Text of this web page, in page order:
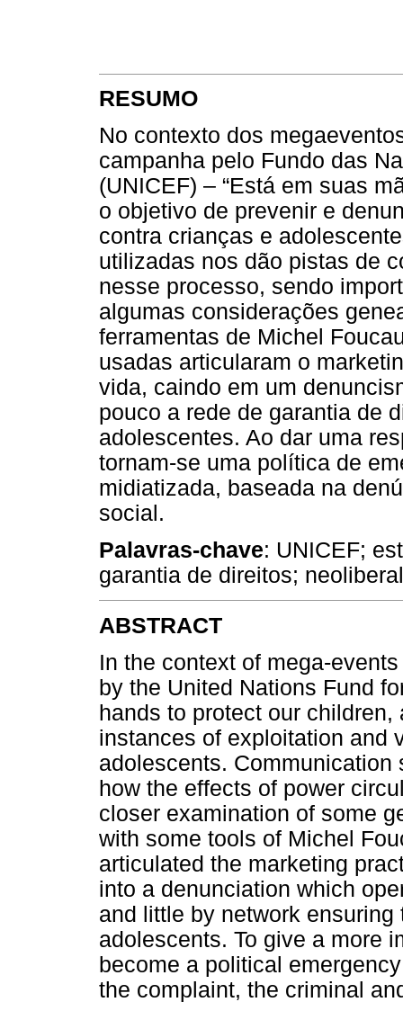
RESUMO
No contexto dos
campanha pelo Fundo das
(UNICEF) – “Está em suas
o objetivo de prevenir e
contra crianças e
utilizadas nos dão pistas de
nesse processo, sendo
algumas considerações
ferramentas de Michel
usadas articularam o
vida, caindo em um
pouco a rede de garantia de
adolescentes. Ao dar uma
tornam-se uma política de
midiatizada, baseada na
social.
Palavras-chave: UNICEF;
garantia de direitos;
ABSTRACT
In the context of mega-
by the United Nations Fund
hands to protect our
instances of exploitation and
adolescents.
how the effects of power
closer examination of some
with some tools of Michel
articulated the marketing
into a denunciation which
and little by network
adolescents. To give a more
become a political
the complaint, the criminal